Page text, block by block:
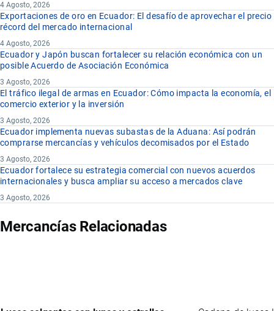
4 Agosto, 2026
Exportaciones de oro en Ecuador: El desafío de aprovechar el precio
récord del mercado internacional
4 Agosto, 2026
Ecuador y Japón buscan fortalecer su relación económica con un
posible Acuerdo de Asociación Económica
3 Agosto, 2026
El tráfico ilegal de armas en Ecuador: Cómo impacta la economía, el
comercio exterior y la inversión
3 Agosto, 2026
Ecuador implementa nuevas subastas de la Aduana: Así podrán
comprarse mercancías y vehículos decomisados por el Estado
3 Agosto, 2026
Ecuador fortalece su estrategia comercial con nuevos acuerdos
internacionales y busca ampliar su acceso a mercados clave
3 Agosto, 2026
Mercancías Relacionadas